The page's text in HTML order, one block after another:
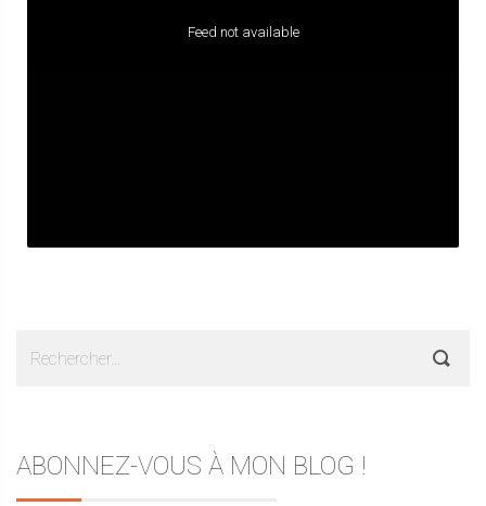
Feed not available
ABONNEZ-VOUS À MON BLOG !